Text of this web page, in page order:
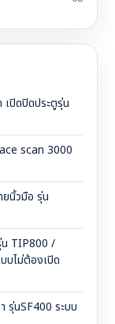
ปิดปิดประตูรุ่น
scan 3000
นิ้วมือ รุ่น
TIP800 /
บไม่ต้องเปิด
รุ่นSF400 ระบบ